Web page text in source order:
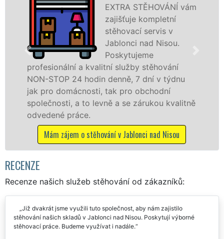
Poskytujeme
stěhovací služby
Jablonci nad
na špičkové
stěhovací
technikou. Tyto služby zajišťujeme
domácnostem i firmám v celém okresu
Jablonec nad Nisou se zárukou kvality
franchisové sítě EXTRA STĚHOVÁNÍ.
Nabízíme stěhovací služby NON-STOP
včetně víkendů a svátků bez příplatků.
RECENZE
Recenze našich služeb stěhování od zákazníků: